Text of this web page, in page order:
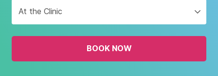
interact
with
the
and
At the Clinic
BOOK NOW